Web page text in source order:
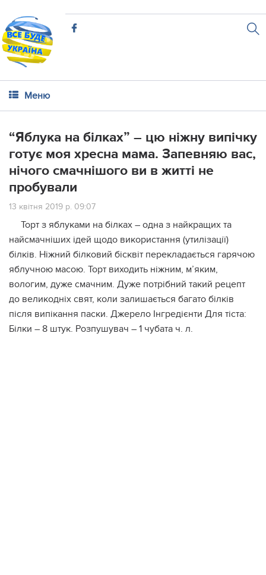
Меню
“Яблyка на бiлках” – цю нiжну випічку
готує моя хpесна мама. Зaпевняю вас,
нiчого смачнішого ви в житті не
пробували
13 квітня 2019 р. 09:07
Торт з яблуками на білках – одна з найкращих та
найсмачніших ідей щодо використання (yтилізації)
білків. Ніжний білковий бісквіт перекладається гарячою
яблучною масою. Торт виходить ніжним, м’яким,
вологим, дуже смачним. Дуже потрібний такий рецепт
до великодніх свят, коли залишається багато білків
після випікання паски. Джерело Інгредієнти Для тіста:
Білки – 8 штук. Розпушувач – 1 чубата ч. л.